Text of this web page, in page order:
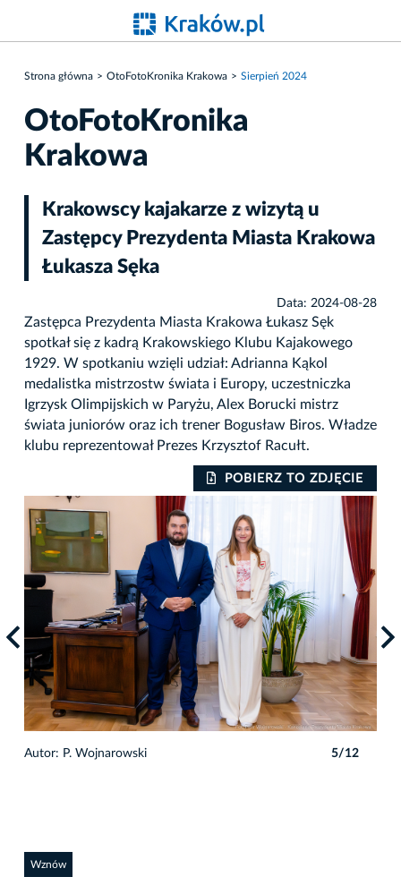
Strona główna OtoFotoKronika Krakowa Sierpień 2024
OtoFotoKronika
Krakowa
Krakowscy kajakarze z wizytą u
Zastępcy Prezydenta Miasta Krakowa
Łukasza Sęka
Data: 2024-08-28
Zastępca Prezydenta Miasta Krakowa Łukasz Sęk
spotkał się z kadrą Krakowskiego Klubu Kajakowego
1929. W spotkaniu wzięli udział: Adrianna Kąkol
medalistka mistrzostw świata i Europy, uczestniczka
Igrzysk Olimpijskich w Paryżu, Alex Borucki mistrz
świata juniorów oraz ich trener Bogusław Biros. Władze
klubu reprezentował Prezes Krzysztof Racułt.
POBIERZ TO ZDJĘCIE
Autor: P. Wojnarowski 5/12
Wznów